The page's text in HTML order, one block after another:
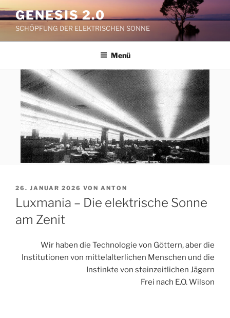
Zum
Inhalt
springen
GENESIS 2.0
SCHÖPFUNG DER ELEKTRISCHEN SONNE
Menü
VERÖFFENTLICHT
AM
26. JANUAR 2026 VON ANTON
Luxmania – Die elektrische Sonne
am Zenit
Wir haben die Technologie von Göttern, aber die
Institutionen von mittelalterlichen Menschen und die
Instinkte von steinzeitlichen Jägern
Frei nach E.O. Wilson